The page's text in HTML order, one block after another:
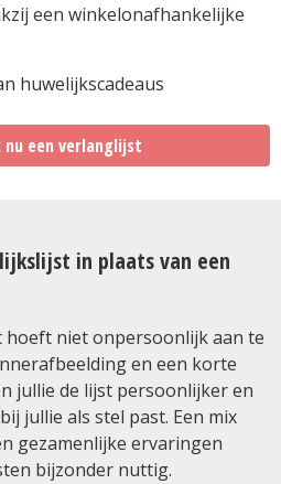
een winkelonafhankelijke
huwelijkscadeaus
nu een verlanglijst
in plaats van een
hoeft niet onpersoonlijk aan te
en een korte
jullie de lijst persoonlijker en
jullie als stel past. Een mix
gezamenlijke ervaringen
bijzonder nuttig.